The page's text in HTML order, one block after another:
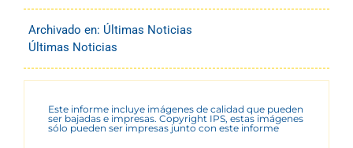
Archivado en: Últimas Noticias
Últimas Noticias
Este informe incluye imágenes de calidad que pueden
ser bajadas e impresas. Copyright IPS, estas imágenes
sólo pueden ser impresas junto con este informe